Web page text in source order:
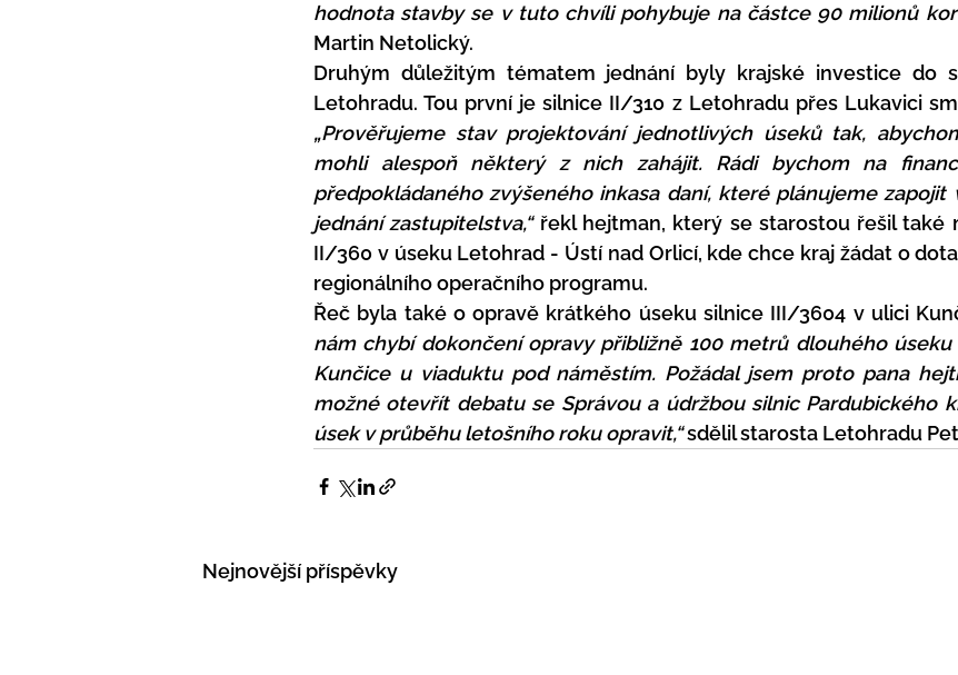
hodnota stavby se v tuto chvíli pohybuje na částce 90 milionů
Martin Netolický.
Druhým důležitým tématem jednání byly krajské investice do
„Prověřujeme stav projektování jednotlivých úseků tak,
mohli alespoň některý z nich zahájit. Rádi bychom na
předpokládaného zvýšeného inkasa daní, které plánujeme zapojit
jednání zastupitelstva,“ řekl hejtman, který se starostou řešil také
II/360 v úseku Letohrad - Ústí nad Orlicí, kde chce kraj žádat o
regionálního operačního programu.
Řeč byla také o opravě krátkého úseku silnice III/3604 v ulici
nám chybí dokončení opravy přibližně 100 metrů dlouhého
Kunčice u viaduktu pod náměstím. Požádal jsem proto pana
možné otevřít debatu se Správou a údržbou silnic Pardubického
úsek v průběhu letošního roku opravit,“ sdělil starosta Letohradu
Nejnovější příspěvky